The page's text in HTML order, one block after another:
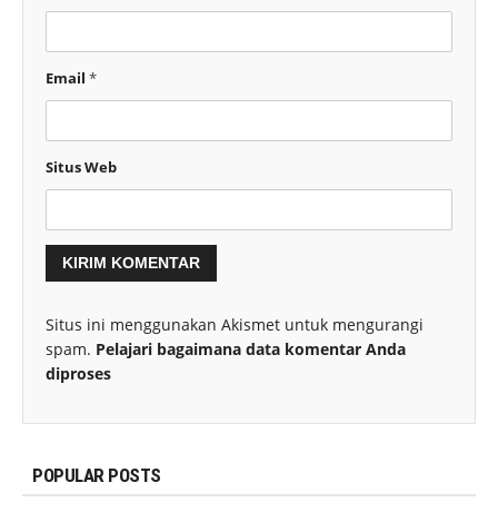
Email *
Situs Web
Situs ini menggunakan Akismet untuk mengurangi
spam. Pelajari bagaimana data komentar Anda
diproses
POPULAR POSTS